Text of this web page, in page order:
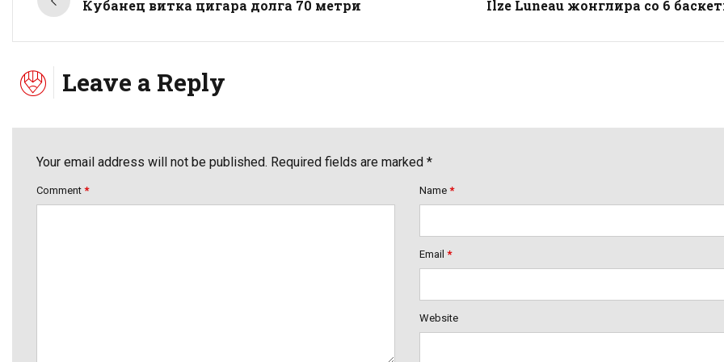
Кубанец витка цигара долга 70 метри Ilze Luneau жонглира со 6
Leave a Reply
Your email address will not be published. Required fields are marked *
Comment * Name *
Email *
Website